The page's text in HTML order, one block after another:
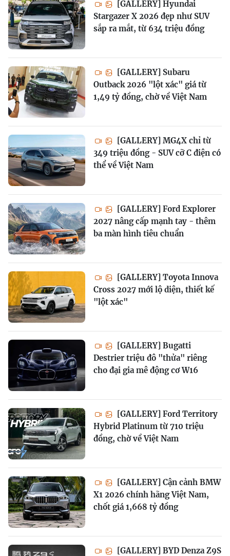
[GALLERY] Hyundai
Stargazer X 2026 đẹp như SUV
sắp ra mắt, từ 634 triệu đồng
[GALLERY] Subaru
Outback 2026 "lột xác" giá từ
1,49 tỷ đồng, chờ về Việt Nam
[GALLERY] MG4X chỉ từ
349 triệu đồng - SUV cỡ C điện có
thể về Việt Nam
[GALLERY] Ford Explorer
2027 nâng cấp mạnh tay - thêm
ba màn hình tiêu chuẩn
[GALLERY] Toyota Innova
Cross 2027 mới lộ diện, thiết kế
"lột xác"
[GALLERY] Bugatti
Destrier triệu đô "thửa" riêng
cho đại gia mê động cơ W16
[GALLERY] Ford Territory
Hybrid Platinum từ 710 triệu
đồng, chờ về Việt Nam
[GALLERY] Cận cảnh BMW
X1 2026 chính hãng Việt Nam,
chốt giá 1,668 tỷ đồng
[GALLERY] BYD Denza Z9S